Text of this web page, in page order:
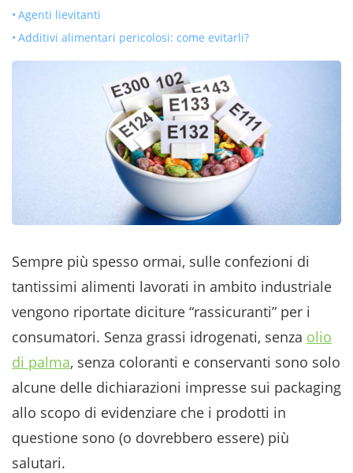
Agenti lievitanti
Additivi alimentari pericolosi: come evitarli?
Sempre più spesso ormai, sulle confezioni di
tantissimi alimenti lavorati in ambito industriale
vengono riportate diciture “rassicuranti” per i
consumatori. Senza grassi idrogenati, senza olio
di palma, senza coloranti e conservanti sono solo
alcune delle dichiarazioni impresse sui packaging
allo scopo di evidenziare che i prodotti in
questione sono (o dovrebbero essere) più
salutari.